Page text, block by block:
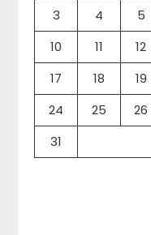
3
4 5
10
11 12
17
18 19
24
25 26
31